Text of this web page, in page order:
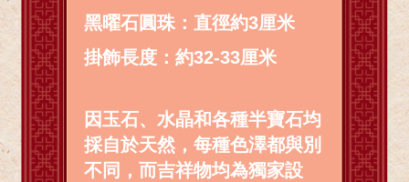
黑曜石圓珠：直徑約3厘米
掛飾長度：約32-33厘米
因玉石、水晶和各種半寶石均
採自於天然，每種色澤都與別
不同，而吉祥物均為獨家設